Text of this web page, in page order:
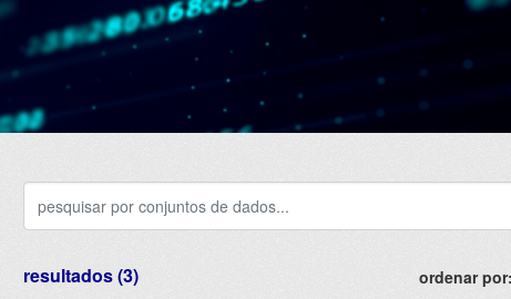
ordenar por
resultados (3)